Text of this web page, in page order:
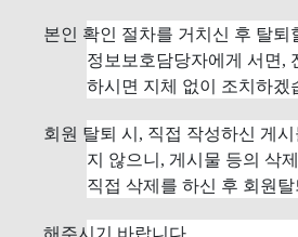
본인 확인 절차를 거치신 후 탈퇴
정보보호담당자에게 서면,
하시면 지체 없이 조치하겠
회원 탈퇴 시, 직접 작성하신 게
지 않으니, 게시물 등의 삭
직접 삭제를 하신 후 회원탈